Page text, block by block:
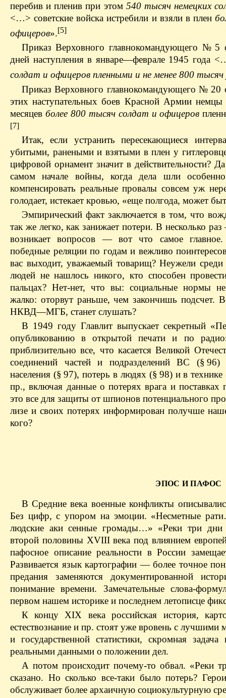
перебив и пленив при этом540 тысяч немецких
<…> советские войска истребили и взяли в плен
офицеров».[5]
Приказ Верховного главнокомандующего № 5
дней наступления в январе—феврале 1945 года
солдат и офицеров пленными и не менее 800
Приказ Верховного главнокомандующего № 20
этих наступательных боев Красной Армии немцы
месяцев более 800 тысяч солдат и офицеров
[7]
Итак, если устранить пересекающиеся
убитыми, ранеными и взятыми в плен у
цифровой орнамент значит в действительности?
самом начале войны, когда дела шли
компенсировать реальные провалы совсем уж
голодает, истекает кровью, «еще полгода, может
Эмпирический факт заключается в том, что
так же легко, как занижает потери. В несколько
возникает вопросов — вот что самое
победные реляции по годам и вежливо
вас выходит, уважаемый товарищ? Неужели
людей не нашлось никого, кто способен
пальцах? Нет-нет, что вы: социальные нормы
жалко: оторвут раньше, чем закончишь подсчет.
НКВД—МГБ, станет слушать?
В 1949 году Главлит выпускает секретный
опубликованию в открытой печати и по
приблизительно все, что касается Великой
соединений частей и подразделений ВС (§ 96)
населения (§ 97), потерь в людях (§ 98) и в
пр., включая данные о потерях врага и
это все для защиты от шпионов потенциального
лизе и своих потерях информирован получше
кого?
ЭПОС И ПАФОС
В Средние века военные конфликты
Без цифр, с упором на эмоции. «Несметные
людские аки сенные громады…» «Реки три
второй половины XVIII века под влиянием
пафосное описание реальности в России
Развивается язык картографии — более точное
предания заменяются документированной
понимание времени. Замечательные слова-
первом нашем историке и последнем летописце
К концу XIX века российская история,
естествознание и пр. стоят уже вровень с
и государственной статистики, скромная
реальными данными о положении дел.
А потом происходит почему-то обвал. «Реки
сказано. Но сколько все-таки было потерь?
обслуживает более архаичную социокультурную